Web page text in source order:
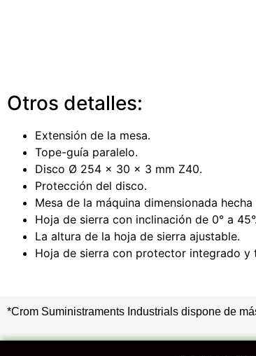
Otros detalles:
Extensión de la mesa.
Tope-guía paralelo.
Disco Ø 254 x 30 x 3 mm Z40.
Protección del disco.
Mesa de la máquina dimensionada
Hoja de sierra con inclinación de 0° a 45°.
La altura de la hoja de sierra ajustable.
Hoja de sierra con protector integrado y
*Crom Suministraments Industrials dispone de